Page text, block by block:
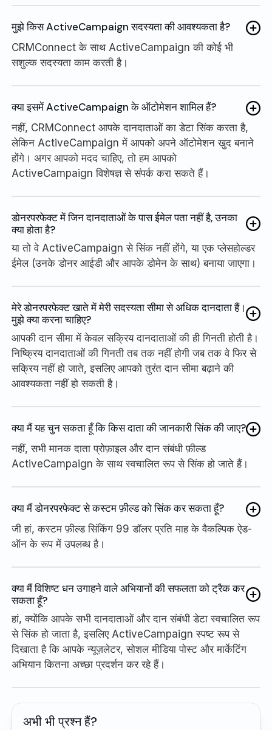
मुझे किस ActiveCampaign सदस्यता की आवश्यकता है?
CRMConnect के साथ ActiveCampaign की कोई भी
सशुल्क सदस्यता काम करती है।
क्या इसमें ActiveCampaign के ऑटोमेशन शामिल हैं?
नहीं, CRMConnect आपके दानदाताओं का डेटा सिंक करता है,
लेकिन ActiveCampaign में आपको अपने ऑटोमेशन खुद बनाने
होंगे। अगर आपको मदद चाहिए, तो हम आपको
ActiveCampaign विशेषज्ञ से संपर्क करा सकते हैं।
डोनरपरफेक्ट में जिन दानदाताओं के पास ईमेल पता नहीं है, उनका
क्या होता है?
या तो वे ActiveCampaign से सिंक नहीं होंगे, या एक प्लेसहोल्डर
ईमेल (उनके डोनर आईडी और आपके डोमेन के साथ) बनाया जाएगा।
मेरे डोनरपरफेक्ट खाते में मेरी सदस्यता सीमा से अधिक दानदाता हैं।
मुझे क्या करना चाहिए?
आपकी दान सीमा में केवल सक्रिय दानदाताओं की ही गिनती होती है।
निष्क्रिय दानदाताओं की गिनती तब तक नहीं होगी जब तक वे फिर से
सक्रिय नहीं हो जाते, इसलिए आपको तुरंत दान सीमा बढ़ाने की
आवश्यकता नहीं हो सकती है।
क्या मैं यह चुन सकता हूँ कि किस दाता की जानकारी सिंक की जाए?
नहीं, सभी मानक दाता प्रोफ़ाइल और दान संबंधी फ़ील्ड
ActiveCampaign के साथ स्वचालित रूप से सिंक हो जाते हैं।
क्या मैं डोनरपरफेक्ट से कस्टम फ़ील्ड को सिंक कर सकता हूँ?
जी हां, कस्टम फ़ील्ड सिंकिंग 99 डॉलर प्रति माह के वैकल्पिक ऐड-
ऑन के रूप में उपलब्ध है।
क्या मैं विशिष्ट धन उगाहने वाले अभियानों की सफलता को ट्रैक कर
सकता हूँ?
हां, क्योंकि आपके सभी दानदाताओं और दान संबंधी डेटा स्वचालित रूप
से सिंक हो जाता है, इसलिए ActiveCampaign स्पष्ट रूप से
दिखाता है कि आपके न्यूज़लेटर, सोशल मीडिया पोस्ट और मार्केटिंग
अभियान कितना अच्छा प्रदर्शन कर रहे हैं।
अभी भी प्रश्न हैं?